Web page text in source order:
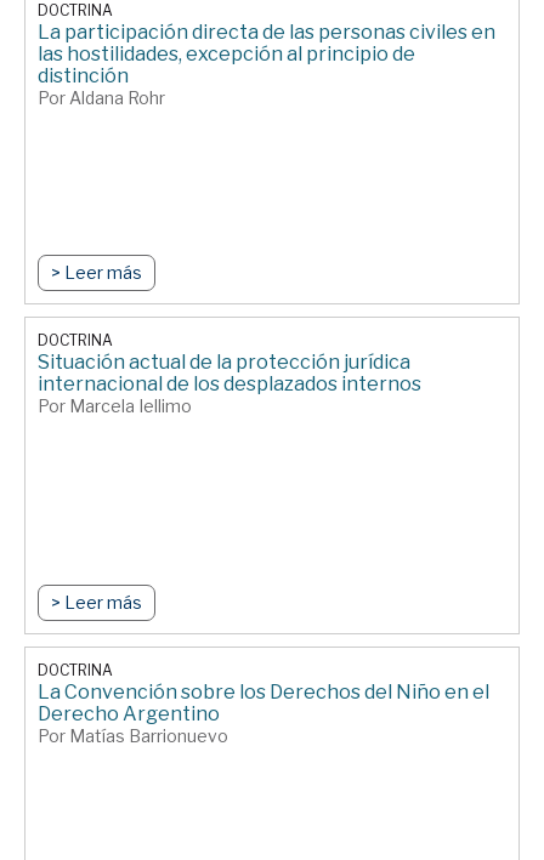
DOCTRINA
La participación directa de las personas civiles en
las hostilidades, excepción al principio de
distinción
Por Aldana Rohr
> Leer más
DOCTRINA
Situación actual de la protección jurídica
internacional de los desplazados internos
Por Marcela Iellimo
> Leer más
DOCTRINA
La Convención sobre los Derechos del Niño en el
Derecho Argentino
Por Matías Barrionuevo